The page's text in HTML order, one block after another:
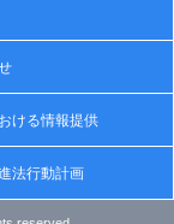
ける情報提供
法行動計画